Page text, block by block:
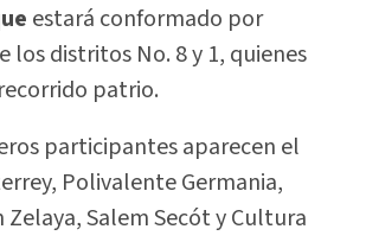
estará conformado por
los distritos No. 8 y 1, quienes
patrio.
participantes aparecen el
Polivalente Germania,
Salem Secót y Cultura